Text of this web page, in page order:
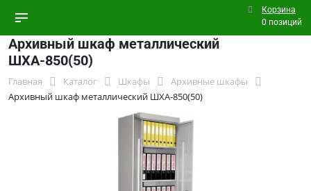
Корзина
0 позиций
Архивный шкаф металлический
ШХА-850(50)
Главная Каталог Шкафы
Архивные шкафы
Архивный шкаф металлический ШХА-850(50)